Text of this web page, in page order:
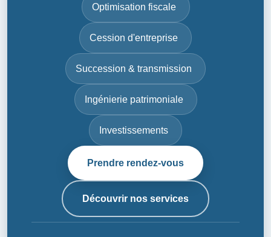
Optimisation fiscale
Cession d'entreprise
Succession & transmission
Ingénierie patrimoniale
Investissements
Prendre rendez-vous
Découvrir nos services